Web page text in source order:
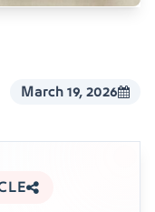
March 19, 2026